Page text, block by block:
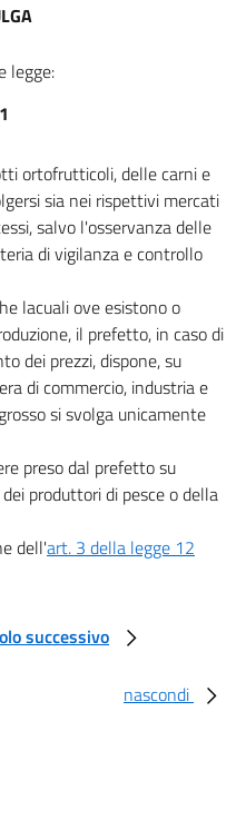
legge:
ortofrutticoli, delle carni e
sia nei rispettivi mercati
salvo l'osservanza delle
di vigilanza e controllo
lacuali ove esistono o
il prefetto, in caso di
dei prezzi, dispone, su
di commercio, industria e
si svolga unicamente
preso dal prefetto su
produttori di pesce o della
dell'art. 3 della legge 12
successivo
nascondi